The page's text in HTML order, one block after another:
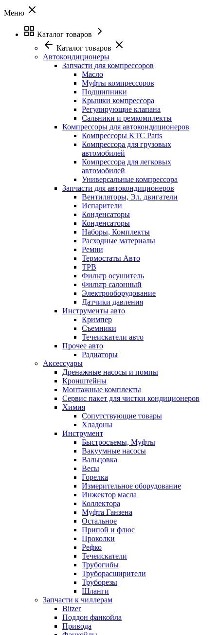
Меню
Каталог товаров
Каталог товаров
Автокондиционеры
Запчасти для компрессоров
Масло
Муфты компрессоров
Подшипники
Крышки компрессора
Регулирующие клапана
Сальники и ремкомплекты
Компрессоры для автокондиционеров
Компрессоры KTC Parts
Компрессора для грузовых
автомобилей
Компрессора для легковых
автомобилей
Универсальные компрессора
Запчасти для автокондиционеров
Вентиляторы, Эл. двигатели
Испарители
Конденсаторы
Конденсаторы
Наборы, Комплекты
Расходные материалы
Ремни
Термостаты Авто
ТРВ
Фильтр осушитель
Фильтр салонный
Электрооборудование
Датчики давления
Инструменты авто
Кримпер
Съемники
Течеискатели авто
Прочее авто
Радиаторы
Аксессуары
Дренажные насосы и помпы
Кронштейны
Монтажные комплекты
Сервис пакет для чистки кондиционеров
Химия
Сопутствующие товары
Хладоны
Инструмент
Быстросъемы, Муфты
Вакуумные насосы
Вальцовка
Весы
Горелка
Измерительное оборудование
Инжектор масла
Коллектора
Муфта Ганзена
Остальное
Припой и флюс
Проколки
Рефко
Течеискатели
Трубогибы
Труборасширители
Труборезы
Шланги
Запчасти к чиллерам
Bitzer
Поддон фанкойла
Привода